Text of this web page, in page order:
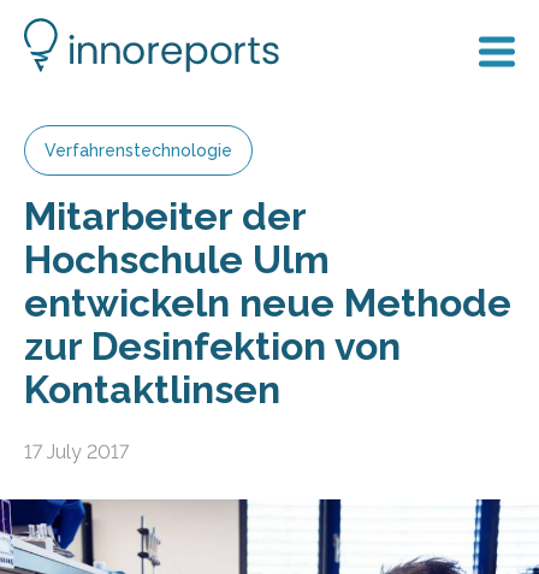
Verfahrenstechnologie
Mitarbeiter der
Hochschule Ulm
entwickeln neue Methode
zur Desinfektion von
Kontaktlinsen
17 July 2017